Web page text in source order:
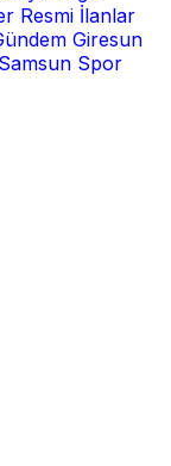
Resmi İlanlar
Giresun
Samsun Spor